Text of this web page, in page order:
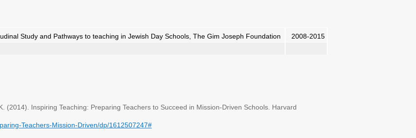
Study and Pathways to teaching in Jewish Day Schools, The Gim Joseph Foundation 2008-2015
(2014). Inspiring Teaching: Preparing Teachers to Succeed in Mission-Driven Schools. Harvard
Teachers-Mission-Driven/dp/1612507247#